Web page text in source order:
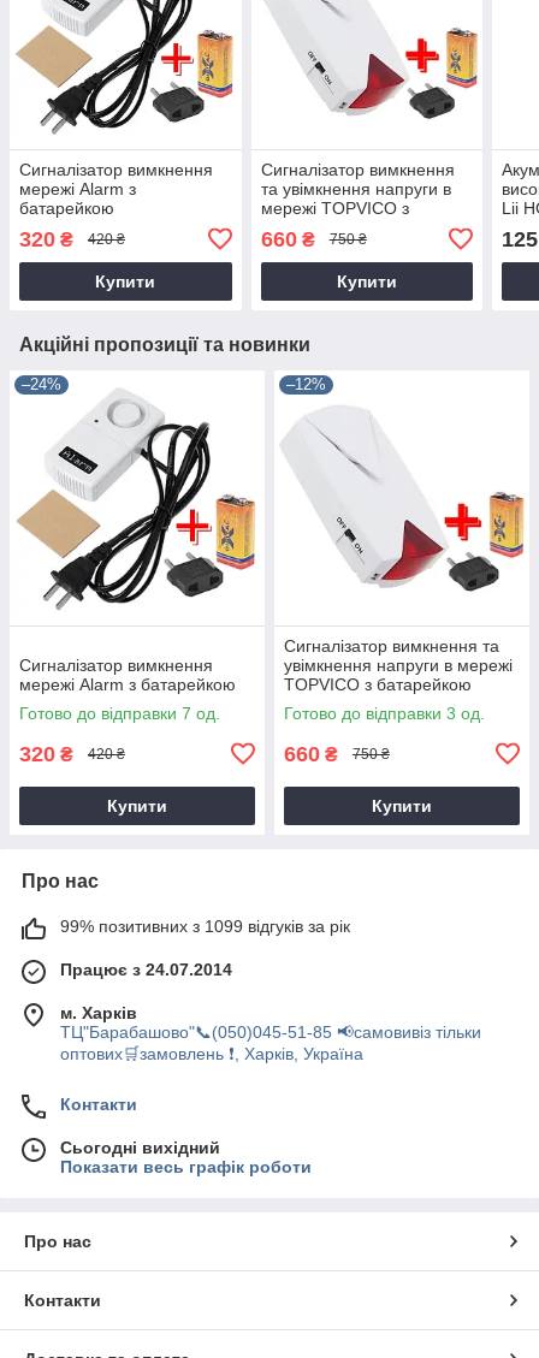
Сигналізатор вимкнення
мережі Alarm з
батарейкою
320 ₴ 420 ₴
Купити
Сигналізатор вимкнення
та увімкнення напруги в
мережі TOPVICO з
660₴ 750 ₴
Купити
Lii
125
Акційні пропозиції та новинки
–24%
Сигналізатор вимкнення
мережі Alarm з батарейкою
Готово до відправки 7 од.
320 ₴ 420 ₴
Купити
–12%
Сигналізатор вимкнення та
увімкнення напруги в мережі
TOPVICO з батарейкою
Готово до відправки 3 од.
660 ₴ 750 ₴
Купити
Про нас
99% позитивних з 1099 відгуків за рік
Працює з 24.07.2014
м. Харків
ТЦ"Барабашово"📞(050)045-51-85 📢самовивіз тільки
оптових🛒замовлень ❗, Харків, Україна
Контакти
Сьогодні вихідний
Показати весь графік роботи
Про нас
Контакти